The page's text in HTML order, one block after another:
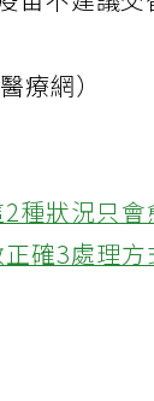
不建議交
療網）
種狀況只
確3處理方